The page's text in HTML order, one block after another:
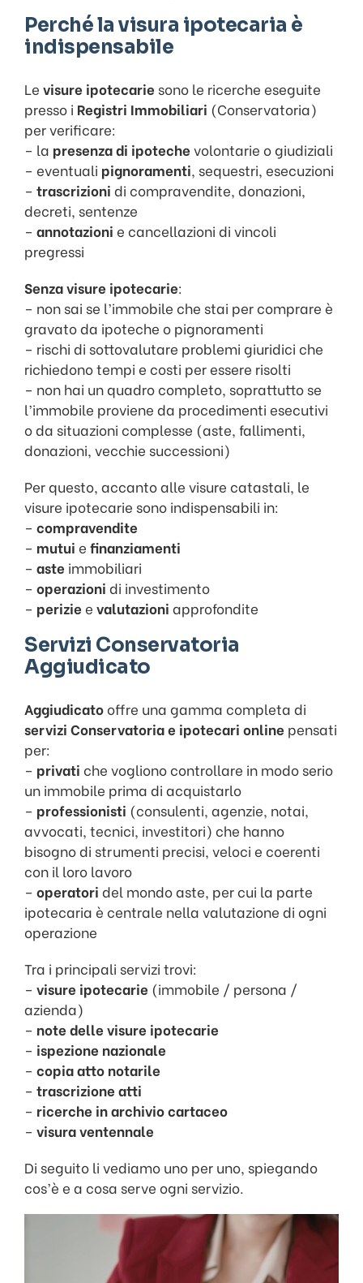
Perché la visura ipotecaria è
indispensabile
Le visure ipotecarie sono le ricerche eseguite
presso i Registri Immobiliari (Conservatoria)
per verificare:
– la presenza di ipoteche volontarie o giudiziali
– eventuali pignoramenti, sequestri, esecuzioni
– trascrizioni di compravendite, donazioni,
decreti, sentenze
– annotazioni e cancellazioni di vincoli
pregressi
Senza visure ipotecarie:
– non sai se l’immobile che stai per comprare è
gravato da ipoteche o pignoramenti
– rischi di sottovalutare problemi giuridici che
richiedono tempi e costi per essere risolti
– non hai un quadro completo, soprattutto se
l’immobile proviene da procedimenti esecutivi
o da situazioni complesse (aste, fallimenti,
donazioni, vecchie successioni)
Per questo, accanto alle visure catastali, le
visure ipotecarie sono indispensabili in:
– compravendite
– mutui e finanziamenti
– aste immobiliari
– operazioni di investimento
– perizie e valutazioni approfondite
Servizi Conservatoria
Aggiudicato
Aggiudicatooffre una gamma completa di
servizi Conservatoria e ipotecari online pensati
per:
– privati che vogliono controllare in modo serio
un immobile prima di acquistarlo
– professionisti (consulenti, agenzie, notai,
avvocati, tecnici, investitori) che hanno
bisogno di strumenti precisi, veloci e coerenti
con il loro lavoro
– operatori del mondo aste, per cui la parte
ipotecaria è centrale nella valutazione di ogni
operazione
Tra i principali servizi trovi:
– visure ipotecarie (immobile / persona /
azienda)
– note delle visure ipotecarie
– ispezione nazionale
– copia atto notarile
– trascrizione atti
– ricerche in archivio cartaceo
– visura ventennale
Di seguito li vediamo uno per uno, spiegando
cos’è e a cosa serve ogni servizio.